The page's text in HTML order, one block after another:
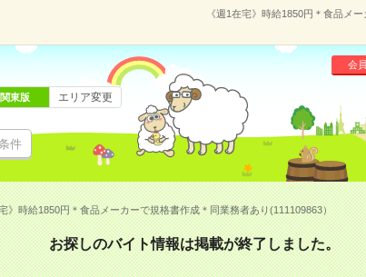
《週1在宅》時給1850円＊食品メ
件
会
関東版 エリア変更
》時給1850円＊食品メーカーで規格書作成＊同業務者あり(111109863）
お探しのバイト情報は掲載が終了しました。